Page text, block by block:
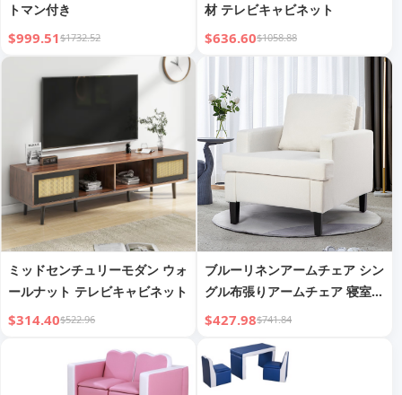
トマン付き
$999.51$1732.52
材 テレビキャビネット
$636.60$1058.88
ミッドセンチュリーモダン ウォ
ールナット テレビキャビネット
$314.40$522.96
ブルーリネンアームチェア シン
グル布張りアームチェア 寝室・
リビングルーム用
$427.98$741.84